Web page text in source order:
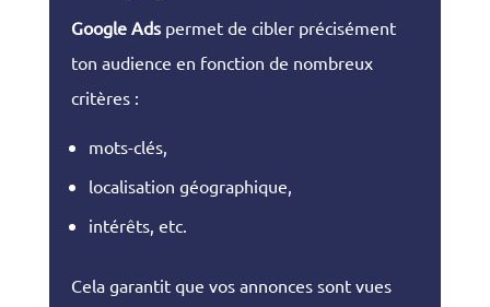
Google Adspermet de cibler précisément
ton audience en fonction de nombreux
critères :
mots-clés,
localisation géographique,
intérêts, etc.
Cela garantit que vos annonces sont vues